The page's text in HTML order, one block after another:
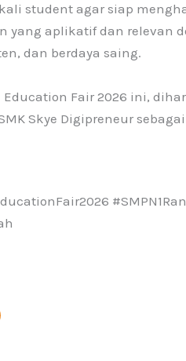
student agar siap
yang aplikatif dan relevan
dan berdaya saing.
Fair 2026 ini,
Skye Digipreneur